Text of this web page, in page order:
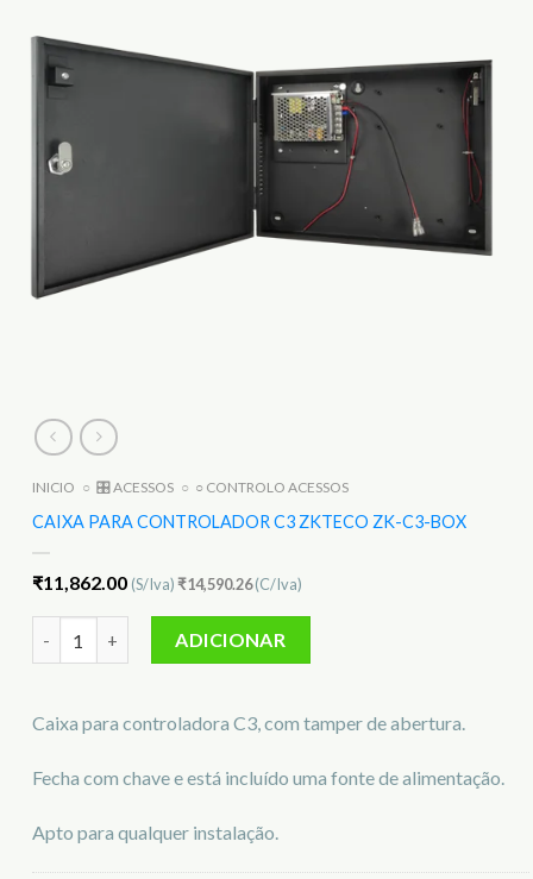
INICIO ○ 🎛️ ACESSOS ○ ○ CONTROLO ACESSOS
CAIXA PARA CONTROLADOR C3 ZKTECO ZK-C3-BOX
₹11,862.00 (S/Iva)₹14,590.26(C/Iva)
ADICIONAR
Caixa para controladora C3, com tamper de abertura.
Fecha com chave e está incluído uma fonte de alimentação.
Apto para qualquer instalação.